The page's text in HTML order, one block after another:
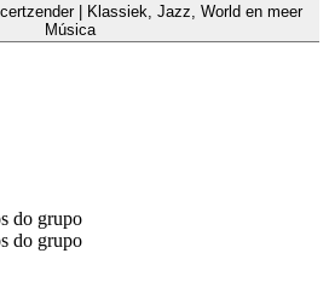
| Klassiek, Jazz, World en meer
Música
do grupo
do grupo